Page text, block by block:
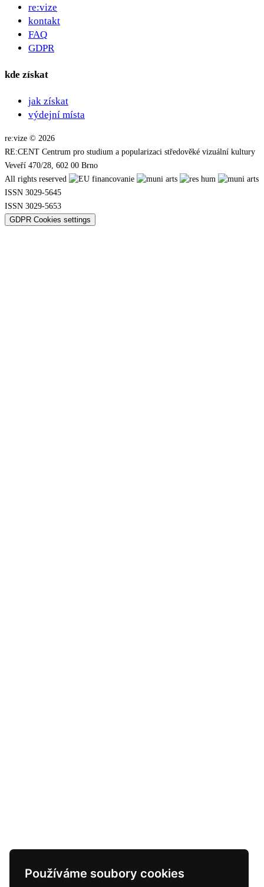
Používáme soubory cookies
re:vize
kontakt
FAQ
GDPR
kde získat
jak získat
výdejní místa
re:vize © 2026
RE:CENT Centrum pro studium a popularizaci středověké vizuální kultury
Veveří 470/28, 602 00 Brno
All rights reserved
ISSN 3029-5645
ISSN 3029-5653
GDPR Cookies settings